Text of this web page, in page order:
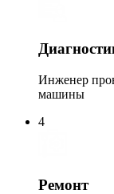
Инженер
машины
4
Ремонт